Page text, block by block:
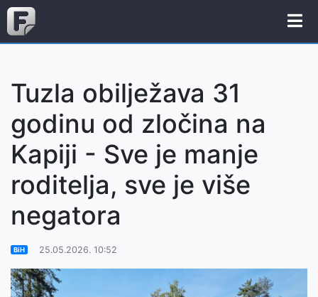
Tuzla obilježava 31
godinu od zločina na
Kapiji - Sve je manje
roditelja, sve je više
negatora
BiH 25.05.2026. 10:52